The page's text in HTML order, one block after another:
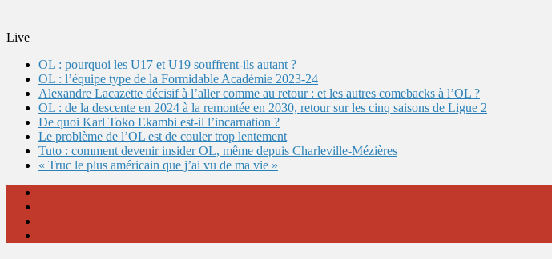
Live
OL : pourquoi les U17 et U19 souffrent-ils autant ?
OL : l’équipe type de la Formidable Académie 2023-24
Alexandre Lacazette décisif à l’aller comme au retour : et les autres comebacks à l’OL ?
OL : de la descente en 2024 à la remontée en 2030, retour sur les cinq saisons de Ligue 2
De quoi Karl Toko Ekambi est-il l’incarnation ?
Le problème de l’OL est de couler trop lentement
Tuto : comment devenir insider OL, même depuis Charleville-Mézières
« Truc le plus américain que j’ai vu de ma vie »